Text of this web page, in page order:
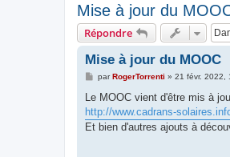
Mise à jour du
Répondre
Mise à jour du MOOC
M
s
a
g
e
parRogerTorrenti » 21 févr. 2022,
Le MOOC vient d'être mis à
http://www.cadrans-
Et bien d'autres ajouts à